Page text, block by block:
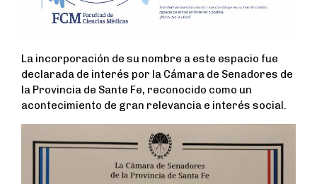
La incorporación de su nombre a este espacio fue
declarada de interés por la Cámara de Senadores de
la Provincia de Sante Fe, reconocido como un
acontecimiento de gran relevancia e interés social.